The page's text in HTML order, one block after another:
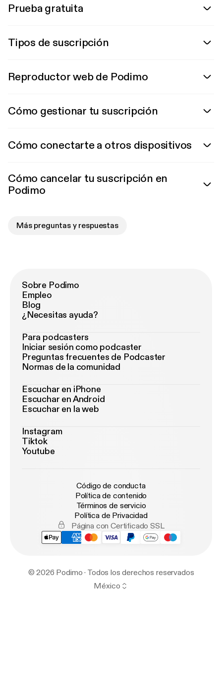
Prueba gratuita
Tipos de suscripción
Reproductor web de Podimo
Cómo gestionar tu suscripción
Cómo conectarte a otros dispositivos
Cómo cancelar tu suscripción en
Podimo
Más preguntas y respuestas
Sobre Podimo
Empleo
Blog
¿Necesitas ayuda?
Para podcasters
Iniciar sesión como podcaster
Preguntas frecuentes de Podcaster
Normas de la comunidad
Escuchar en iPhone
Escuchar en Android
Escuchar en la web
Instagram
Tiktok
Youtube
Código de conducta
Política de contenido
Términos de servicio
Política de Privacidad
Página con Certificado SSL
© 2026 Podimo · Todos los derechos reservados
México